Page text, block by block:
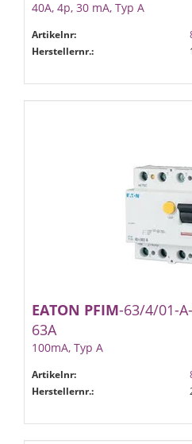
40A, 4p, 30 mA, Typ A
Artikelnr:
Herstellernr.:
EATON PFIM-63/4/01-
63A
100mA, Typ A
Artikelnr:
Herstellernr.: